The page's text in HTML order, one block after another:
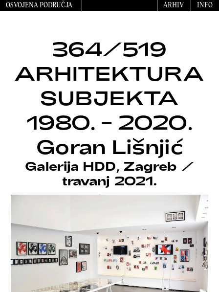
OSVOJENA PODRUČJA ARHIV INFO
364/519
ARHITEKTURA
SUBJEKTA
1980. – 2020.
Goran Lišnjić
Galerija HDD, Zagreb /
travanj 2021.